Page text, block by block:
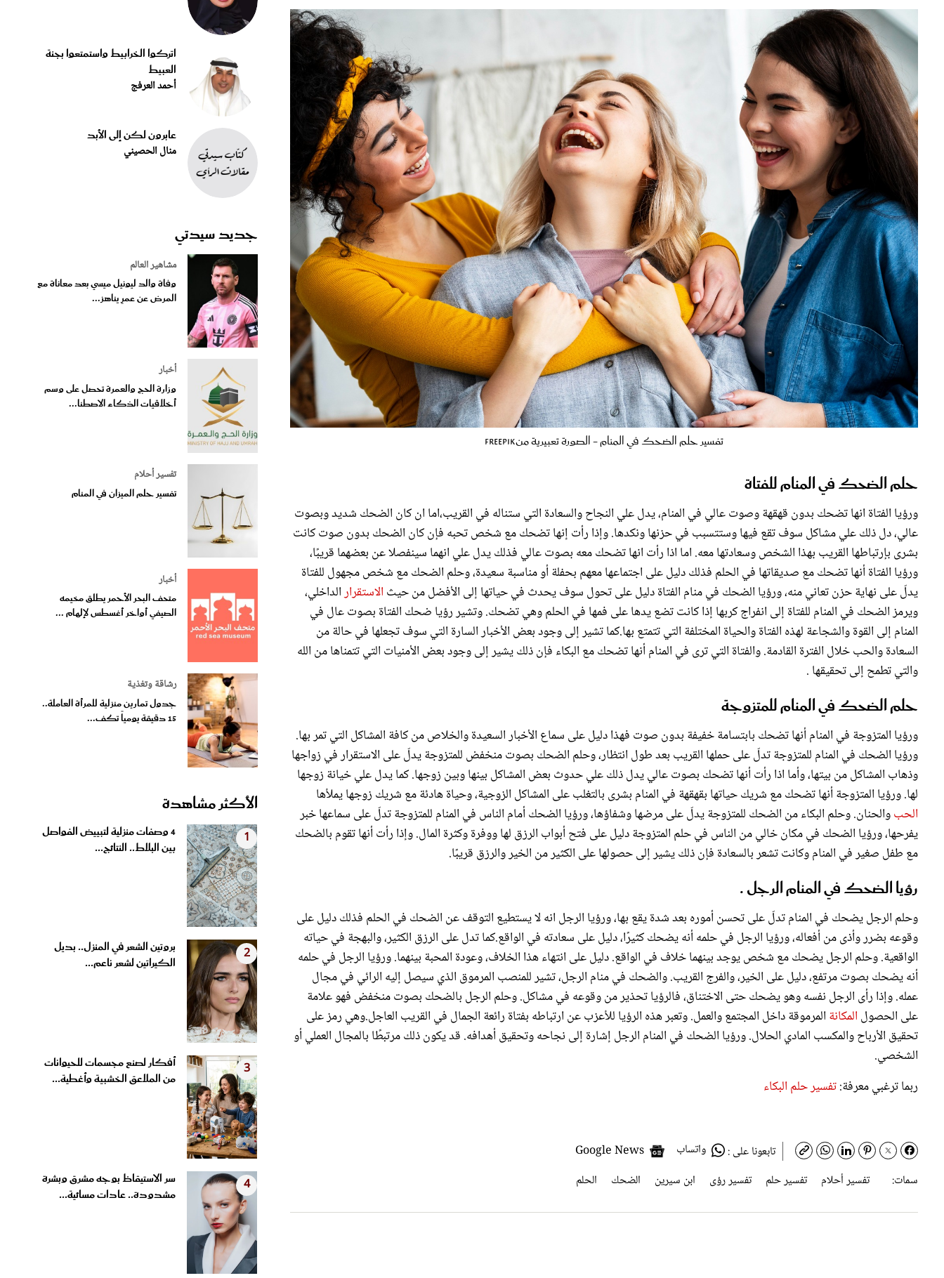
تفسير حلم الضحك في المنام - الصورة تعبيرية منfreepik
حلم الضحك في المنام للفتاة
ورؤيا الفتاة انها تضحك بدون قهقهة وصوت عالي في المنام، يدل علي النجاح والسعادة التي ستناله في القريب،اما ان كان الضحك شديد وبصوت
عالي، دل ذلك علي مشاكل سوف تقع فيها وستتسبب في حزنها ونكدها. وإذا رأت إنها تضحك مع شخص تحبه فإن كان الضحك بدون صوت كانت
بشرى بإرتباطها القريب بهذا الشخص وسعادتها معه. اما اذا رأت انها تضحك معه بصوت عالي فذلك يدل علي انهما سينفصلا عن بعضهما قريبًا،
ورؤيا الفتاة أنها تضحك مع صديقاتها في الحلم فذلك دليل على اجتماعها معهم بحفلة أو مناسبة سعيدة، وحلم الضحك مع شخص مجهول للفتاة
يدلّ على نهاية حزن تعاني منه، ورؤيا الضحك في منام الفتاة دليل على تحول سوف يحدث في حياتها إلى الأفضل من حيث الاستقرارالداخلي،
ويرمز الضحك في المنام للفتاة إلى انفراج كربها إذا كانت تضع يدها على فمها في الحلم وهي تضحك. وتشير رؤيا ضحك الفتاة بصوت عال في
المنام إلى القوة والشجاعة لهذه الفتاة والحياة المختلفة التي تتمتع بها.كما تشير إلى وجود بعض الأخبار السارة التي سوف تجعلها في حالة من
السعادة والحب خلال الفترة القادمة. والفتاة التي ترى في المنام أنها تضحك مع البكاء فإن ذلك يشير إلى وجود بعض الأمنيات التي تتمناها من الله
والتي تطمح إلى تحقيقها .
حلم الضحك في المنام للمتزوجة
ورؤيا المتزوجة في المنام أنها تضحك بابتسامة خفيفة بدون صوت فهذا دليل على سماع الأخبار السعيدة والخلاص من كافة المشاكل التي تمر بها.
ورؤيا الضحك في المنام للمتزوجة تدلّ على حملها القريب بعد طول انتظار، وحلم الضحك بصوت منخفض للمتزوجة يدلّ على الاستقرار في زواجها
وذهاب المشاكل من بيتها، وأما اذا رأت أنها تضحك بصوت عالي يدل ذلك علي حدوث بعض المشاكل بينها وبين زوجها. كما يدل علي خيانة زوجها
لها. ورؤيا المتزوجة أنها تضحك مع شريك حياتها بقهقهة في المنام بشرى بالتغلب على المشاكل الزوجية، وحياة هادئة مع شريك زوجها يملأها
الحبوالحنان. وحلم البكاء من الضحك للمتزوجة يدلّ على مرضها وشفاؤها، ورؤيا الضحك أمام الناس في المنام للمتزوجة تدلّ على سماعها خبر
يفرحها، ورؤيا الضحك في مكان خالي من الناس في حلم المتزوجة دليل على فتح أبواب الرزق لها ووفرة وكثرة المال. وإذا رأت أنها تقوم بالضحك
مع طفل صغير في المنام وكانت تشعر بالسعادة فإن ذلك يشير إلى حصولها على الكثير من الخير والرزق قريبًا.
رؤيا الضحك في المنام الرجل .
وحلم الرجل يضحك في المنام تدلّ على تحسن أموره بعد شدة يقع بها، ورؤيا الرجل انه لا يستطيع التوقف عن الضحك في الحلم فذلك دليل على
وقوعه بضرر وأذى من أفعاله، ورؤيا الرجل في حلمه أنه يضحك كثيرًا، دليل على سعادته في الواقع.كما تدل على الرزق الكثير، والبهجة في حياته
الواقعية. وحلم الرجل يضحك مع شخص يوجد بينهما خلاف في الواقع. دليل على انتهاء هذا الخلاف، وعودة المحبة بينهما. ورؤيا الرجل في حلمه
أنه يضحك بصوت مرتفع، دليل على الخير، والفرج القريب. والضحك في منام الرجل، تشير للمنصب المرموق الذي سيصل إليه الرائي في مجال
عمله. وإذا رأى الرجل نفسه وهو يضحك حتى الاختناق، فالرؤيا تحذير من وقوعه في مشاكل. وحلم الرجل بالضحك بصوت منخفض فهو علامة
على الحصول المكانة المرموقة داخل المجتمع والعمل. وتعبر هذه الرؤيا للأعزب عن ارتباطه بفتاة رائعة الجمال في القريب العاجل.وهي رمز على
تحقيق الأرباح والمكسب المادي الحلال. ورؤيا الضحك في المنام الرجل إشارة إلى نجاحه وتحقيق أهدافه. قد يكون ذلك مرتبطًا بالمجال العملي أو
الشخصي.
ربما ترغبي معرفة:تفسير حلم البكاء
تابعونا على : واتساب
سمات:
تفسير أحلام تفسير حلم تفسير رؤى ابن سيرين الضحك الحلم
اتركوا الخرابيط واستمتعوا بجنة
العبيط
أحمد العرفج
عابرون لكن إلى الأبد
منال الحصيني
جديد سيدتي
مشاهير العالم
وفاة والد ليونيل ميسي بعد معاناة مع
المرض عن عمرٍ يناهز...
أخبار
وزارة الحج والعمرة تحصل على وسم
أخلاقيات الذكاء الاصطنا...
تفسير أحلام
تفسير حلم الميزان في المنام
أخبار
متحف البحر الأحمر يطلق مخيمه
الصيفي أواخر أغسطس لإلهام ...
رشاقة وتغذية
جدول تمارين منزلية للمرأة العاملة..
15 دقيقة يومياً تكف...
الأكثر مشاهدة
1
4 وصفات منزلية لتبييض الفواصل
بين البلاط.. النتائج...
2
بروتين الشعر في المنزل.. بديل
الكيراتين لشعر ناعم...
3
أفكار لصنع مجسمات للحيوانات
من الملاعق الخشبية وأغطية...
4
سر الاستيقاظ بوجه مشرق وبشرة
مشدودة.. عادات مسائية...